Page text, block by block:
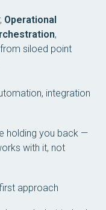
Operational
,
siloed point
integration
holding you back —
with it, not
approach